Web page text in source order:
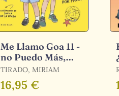
Me Llamo Goa 11 -
no Puedo Más,
Goa
TIRADO, MIRIAM
16,95 €